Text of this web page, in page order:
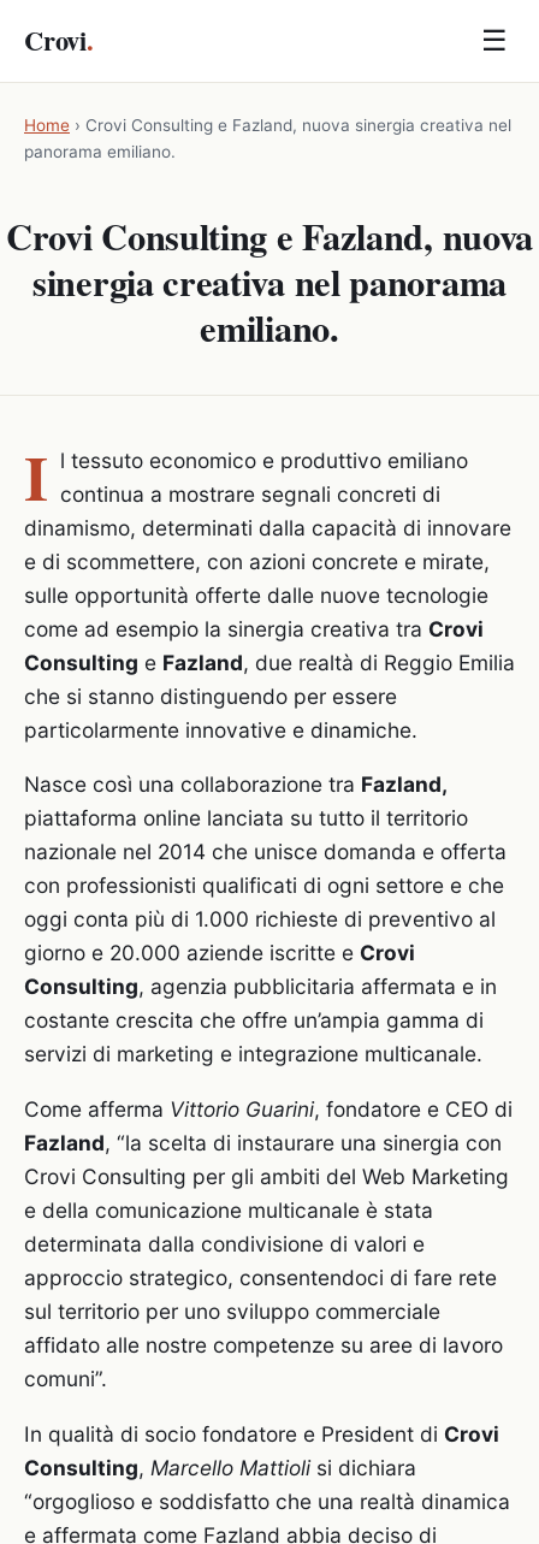
Crovi. ☰
Home › Crovi Consulting e Fazland, nuova sinergia creativa nel
panorama emiliano.
Crovi Consulting e Fazland, nuova
sinergia creativa nel panorama
emiliano.
I l tessuto economico e produttivo emiliano
continua a mostrare segnali concreti di
dinamismo, determinati dalla capacità di innovare
e di scommettere, con azioni concrete e mirate,
sulle opportunità offerte dalle nuove tecnologie
come ad esempio la sinergia creativa tra Crovi
Consulting e Fazland, due realtà di Reggio Emilia
che si stanno distinguendo per essere
particolarmente innovative e dinamiche.
Nasce così una collaborazione tra Fazland,
piattaforma online lanciata su tutto il territorio
nazionale nel 2014 che unisce domanda e offerta
con professionisti qualificati di ogni settore e che
oggi conta più di 1.000 richieste di preventivo al
giorno e 20.000 aziende iscritte e Crovi
Consulting, agenzia pubblicitaria affermata e in
costante crescita che offre un’ampia gamma di
servizi di marketing e integrazione multicanale.
Come afferma Vittorio Guarini, fondatore e CEO di
Fazland, “la scelta di instaurare una sinergia con
Crovi Consulting per gli ambiti del Web Marketing
e della comunicazione multicanale è stata
determinata dalla condivisione di valori e
approccio strategico, consentendoci di fare rete
sul territorio per uno sviluppo commerciale
affidato alle nostre competenze su aree di lavoro
comuni”.
In qualità di socio fondatore e President di Crovi
Consulting, Marcello Mattiolisi dichiara
“orgoglioso e soddisfatto che una realtà dinamica
e affermata come Fazland abbia deciso di